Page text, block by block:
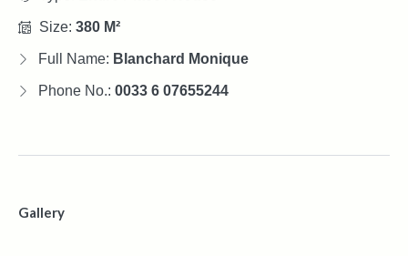
Size: 380 M²
Full Name: Blanchard Monique
Phone No.: 0033 6 07655244
Gallery